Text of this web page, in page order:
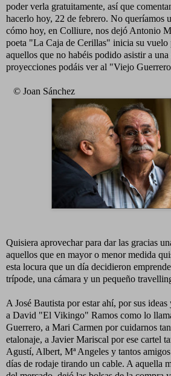
poder verla gratuitamente, así que
hacerlo hoy, 22 de febrero. No queríamos
cómo hoy, en Colliure, nos dejó Antonio
poeta "La Caja de Cerillas" inicia su vuelo
aquellos que no habéis podido asistir a una
proyecciones podáis ver al "Viejo
© Joan Sánchez
Quisiera aprovechar para dar las gracias
aquellos que en mayor o menor medida
esta locura que un día decidieron
trípode, una cámara y un pequeño
A José Bautista por estar ahí, por sus
a David "El Vikingo" Ramos como lo
Guerrero, a Mari Carmen por cuidarnos
etalonaje, a Javier Mariscal por ese cartel
Agustí, Albert, Mª Angeles y tantos
días de rodaje tirando un cable. A aquella